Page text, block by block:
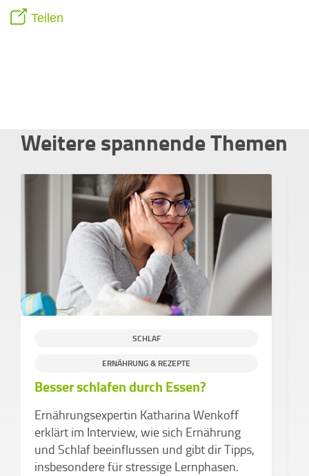
Teilen
Weitere spannende Themen
SCHLAF
ERNÄHRUNG & REZEPTE
Besser schlafen durch Essen?
Ernährungsexpertin Katharina Wenkoff
erklärt im Interview, wie sich Ernährung
und Schlaf beeinflussen und gibt dir Tipps,
insbesondere für stressige Lernphasen.